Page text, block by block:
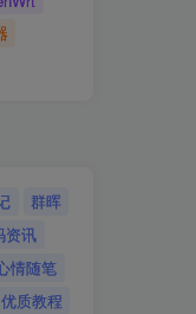
群晖
资讯
情随笔
优质教程